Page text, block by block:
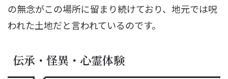
の無念がこの場所に留まり続けており、地元では呪
われた土地だと言われているのです。
伝承・怪異・心霊体験